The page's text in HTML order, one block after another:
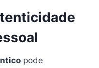
pode